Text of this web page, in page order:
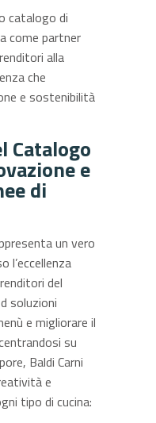
catalogo di
come partner
alla
che
e sostenibilità
Catalogo
e
di
un vero
l’eccellenza
del
soluzioni
e migliorare il
su
Baldi Carni
e
tipo di cucina: